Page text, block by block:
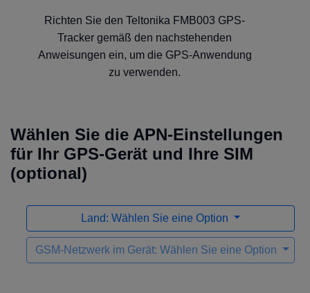
Richten Sie den Teltonika FMB003 GPS-
Tracker gemäß den nachstehenden
Anweisungen ein, um die GPS-Anwendung
zu verwenden.
Wählen Sie die APN-Einstellungen
für Ihr GPS-Gerät und Ihre SIM
(optional)
Land: Wählen Sie eine Option
GSM-Netzwerk im Gerät: Wählen Sie eine Option